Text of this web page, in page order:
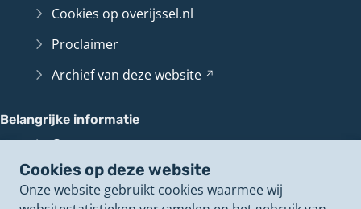
Cookies op deze website
Onze website gebruikt cookies waarmee wij
Cookies op overijssel.nl
Proclaimer
Archief van dezewebsite
Belangrijke informatie
Contact en route
OverijsselLoket
(Verwijst
naar
Perswoordvoerders